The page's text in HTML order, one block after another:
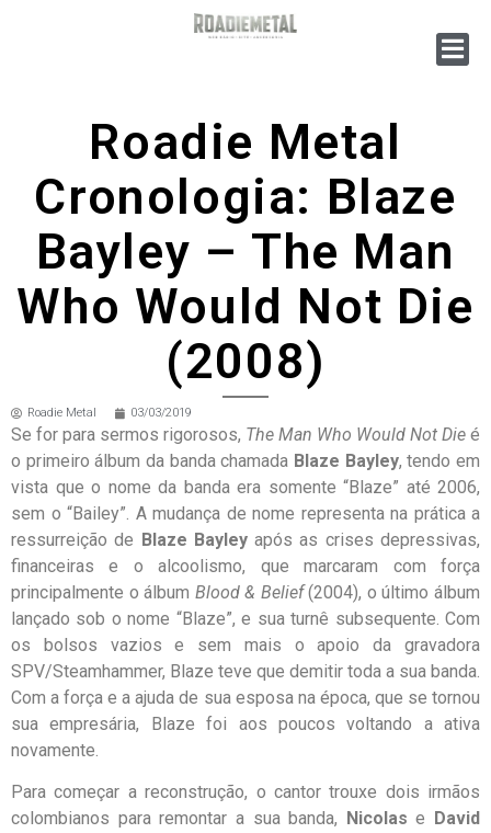
Roadie Metal
Cronologia: Blaze
Bayley – The Man
Who Would Not Die
(2008)
Roadie Metal 03/03/2019
Se for para sermos rigorosos, The Man Who Would Not Die é
o primeiro álbum da banda chamada Blaze Bayley, tendo em
vista que o nome da banda era somente “Blaze” até 2006,
sem o “Bailey”. A mudança de nome representa na prática a
ressurreição de Blaze Bayleyapós as crises depressivas,
financeiras e o alcoolismo, que marcaram com força
principalmente o álbum Blood & Belief(2004), o último álbum
lançado sob o nome “Blaze”, e sua turnê subsequente. Com
os bolsos vazios e sem mais o apoio da gravadora
SPV/Steamhammer, Blaze teve que demitir toda a sua banda.
Com a força e a ajuda de sua esposa na época, que se tornou
sua empresária, Blaze foi aos poucos voltando a ativa
novamente.
Para começar a reconstrução, o cantor trouxe dois irmãos
colombianos para remontar a sua banda,
Nicolas e
David